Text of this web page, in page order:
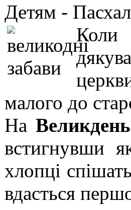
Детям -
Коли
малого до
На Великдень
встигнувши
хлопці
вдасться